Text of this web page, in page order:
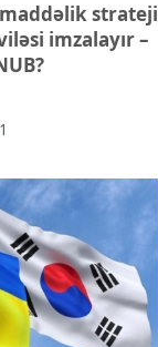
strateji
imzalayır –